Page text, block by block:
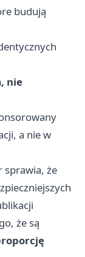
budują
nie
a nie w
sprawia, że
że są